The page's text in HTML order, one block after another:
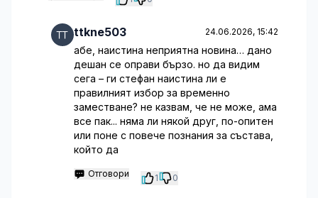
ttkne503 24.06.2026, 15:42
абе, наистина неприятна новина… дано
дешан се оправи бързо. но да видим
сега – ги стефан наистина ли е
правилният избор за временно
заместване? не казвам, че не може, ама
все пак... няма ли някой друг, по-опитен
или поне с повече познания за състава,
който да
Отговори 1 0